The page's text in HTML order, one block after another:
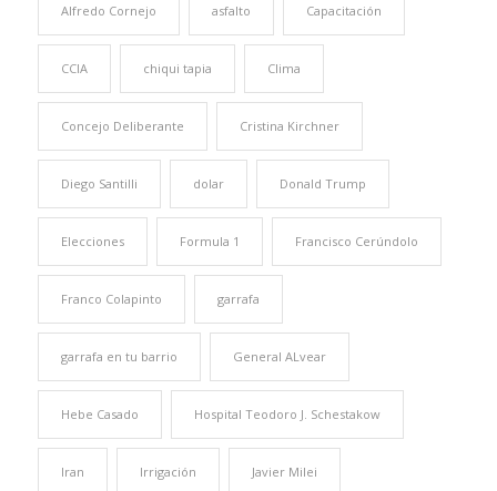
Alfredo Cornejo asfalto Capacitación
CCIA chiqui tapia Clima
Concejo Deliberante Cristina Kirchner
Diego Santilli dolar Donald Trump
Elecciones Formula 1 Francisco Cerúndolo
Franco Colapinto garrafa
garrafa en tu barrio General ALvear
Hebe Casado Hospital Teodoro J. Schestakow
Iran Irrigación Javier Milei